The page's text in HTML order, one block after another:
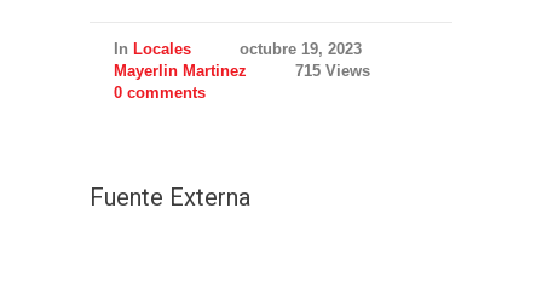
In Locales
octubre 19, 2023
Mayerlin Martinez
715 Views
0 comments
Fuente Externa